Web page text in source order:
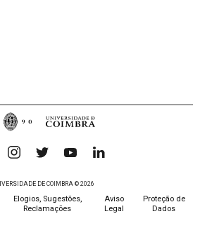
DE COIMBRA © 2026
Elogios, Sugestões,
Reclamações
Aviso
Legal
Proteção de
Dados